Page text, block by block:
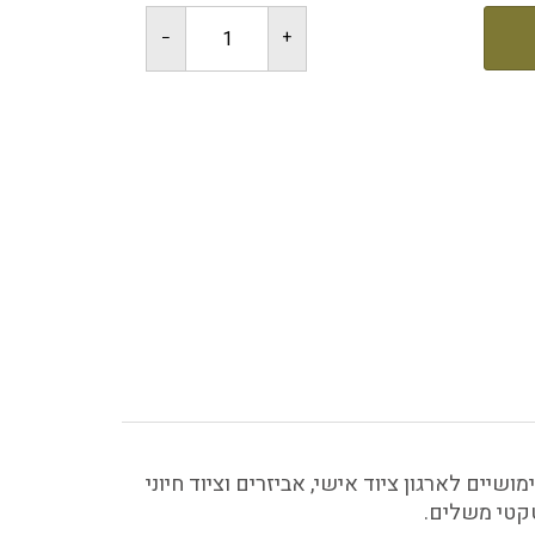
לארגון ציוד אישי, אביזרים וציוד חיוני
משלים.